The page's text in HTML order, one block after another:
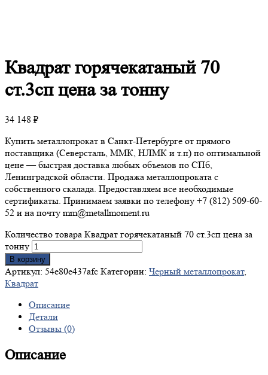
Квадратгорячекатаный 70
ст.3сп цена за тонну
34 148 ₽
Купить металлопрокат в Санкт-Петербурге от прямого
поставщика (Северсталь, ММК, НЛМК и т.п) по оптимальной
цене — быстрая доставка любых объемов по СПб,
Ленинградской области. Продажа металлопроката с
собственного скалада. Предоставляем все необходимые
сертификаты. Принимаем заявки по телефону +7 (812) 509-60-
52 и на почту mm@metallmoment.ru
Количество товара Квадрат горячекатаный 70 ст.3сп цена за
тонну
В корзину
Артикул: 54e80e437afc Категории: Черный металлопрокат,
Квадрат
Описание
Детали
Отзывы (0)
Описание